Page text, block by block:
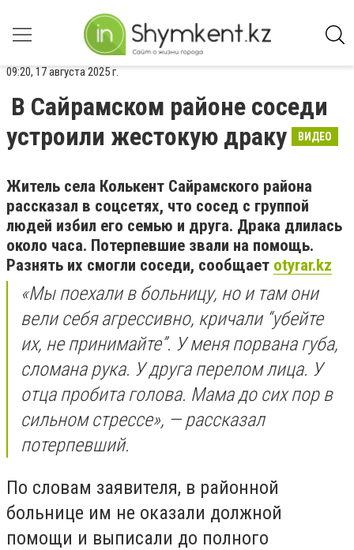
09:20, 17 августа 2025 г.
В Сайрамском районе соседи
устроили жестокую драку
ВИДЕО
Житель села Колькент Сайрамского района
рассказал в соцсетях, что сосед с группой
людей избил его семью и друга. Драка длилась
около часа. Потерпевшие звали на помощь.
Разнять их смогли соседи, сообщает otyrar.kz
«Мы поехали в больницу, но и там они
вели себя агрессивно, кричали “убейте
их, не принимайте”. У меня порвана губа,
сломана рука. У друга перелом лица. У
отца пробита голова. Мама до сих пор в
сильном стрессе», — рассказал
потерпевший.
По словам заявителя, в районной
больнице им не оказали должной
помощи и выписали до полного